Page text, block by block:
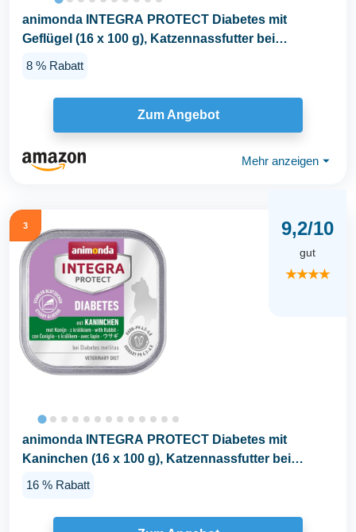
animonda INTEGRA PROTECT Diabetes mit
Geflügel (16 x 100 g), Katzennassfutter bei
8 % Rabatt
Zum Angebot
Mehr anzeigen ⏷
3 9,2/10
gut
★★★★
animonda INTEGRA PROTECT Diabetes mit
Kaninchen (16 x 100 g), Katzennassfutter bei
Diabetes...
16 % Rabatt